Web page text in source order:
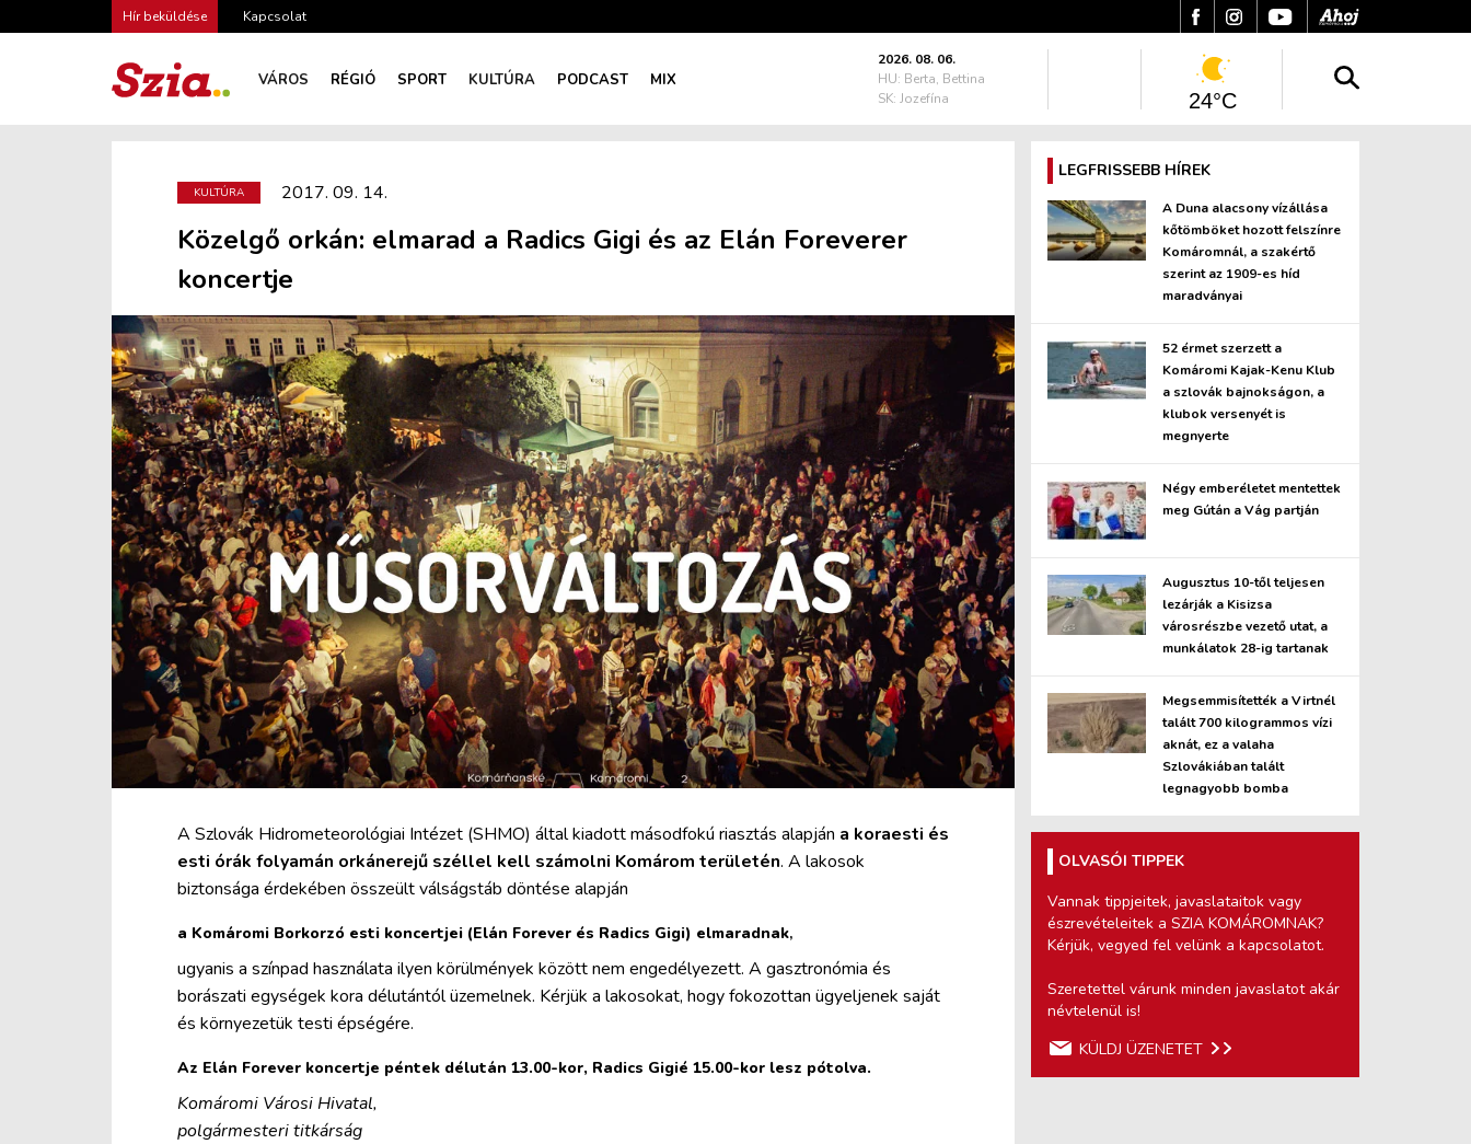
Hír beküldése Kapcsolat
VÁROS RÉGIÓ SPORT KULTÚRA PODCAST MIX
2026. 08. 06.
HU: Berta, Bettina
SK: Jozefína
24°C
KULTÚRA 2017. 09. 14.
Közelgő orkán: elmarad a Radics Gigi és az Elán Foreverer
koncertje
A Szlovák Hidrometeorológiai Intézet (SHMO) által kiadott másodfokú riasztás alapján a koraesti és
esti órák folyamán orkánerejű széllel kell számolni Komárom területén. A lakosok
biztonsága érdekében összeült válságstáb döntése alapján
a Komáromi Borkorzó esti koncertjei (Elán Forever és Radics Gigi) elmaradnak,
ugyanis a színpad használata ilyen körülmények között nem engedélyezett. A gasztronómia és
borászati egységek kora délutántól üzemelnek. Kérjük a lakosokat, hogy fokozottan ügyeljenek saját
és környezetük testi épségére.
Az Elán Forever koncertje péntek délután 13.00-kor, Radics Gigié 15.00-kor lesz pótolva.
Komáromi Városi Hivatal,
polgármesteri titkárság
LEGFRISSEBB HÍREK
A Duna alacsony vízállása
kőtömböket hozott felszínre
Komáromnál, a szakértő
szerint az 1909-es híd
maradványai
52 érmet szerzett a
Komáromi Kajak-Kenu Klub
a szlovák bajnokságon, a
klubok versenyét is
megnyerte
Négy emberéletet mentettek
meg Gútán a Vág partján
Augusztus 10-től teljesen
lezárják a Kisizsa
városrészbe vezető utat, a
munkálatok 28-ig tartanak
Megsemmisítették a Virtnél
talált 700 kilogrammos vízi
aknát, ez a valaha
Szlovákiában talált
legnagyobb bomba
OLVASÓI TIPPEK
Vannak tippjeitek, javaslataitok vagy
észrevételeitek a SZIA KOMÁROMNAK?
Kérjük, vegyed fel velünk a kapcsolatot.
Szeretettel várunk minden javaslatot akár
névtelenül is!
KÜLDJ ÜZENETET